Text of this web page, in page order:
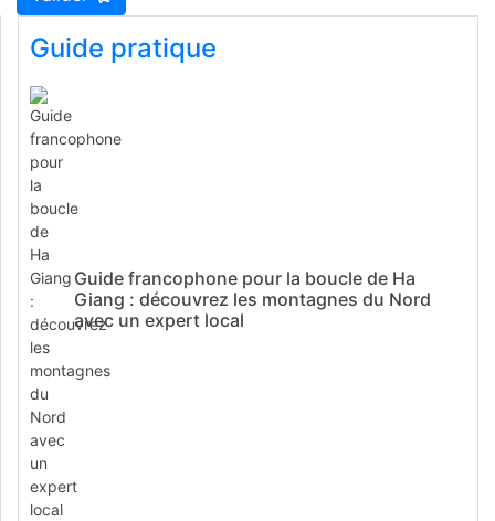
Guide pratique
Guide francophone pour la boucle de Ha
Giang : découvrez les montagnes du Nord
avec un expert local